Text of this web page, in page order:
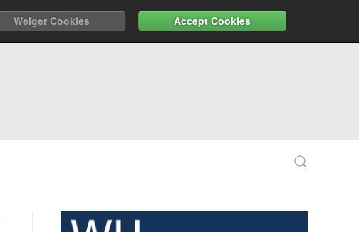
Weiger Cookies Accept Cookies